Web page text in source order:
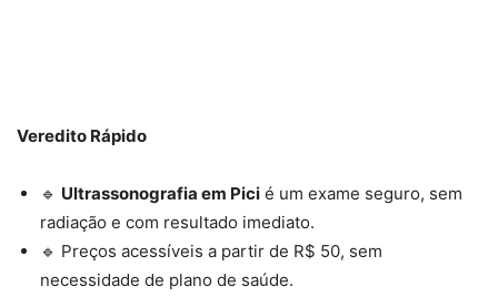
Veredito Rápido
🔹 Ultrassonografia em Pici é um exame seguro, sem
radiação e com resultado imediato.
🔹 Preços acessíveis a partir de R$ 50, sem
necessidade de plano de saúde.